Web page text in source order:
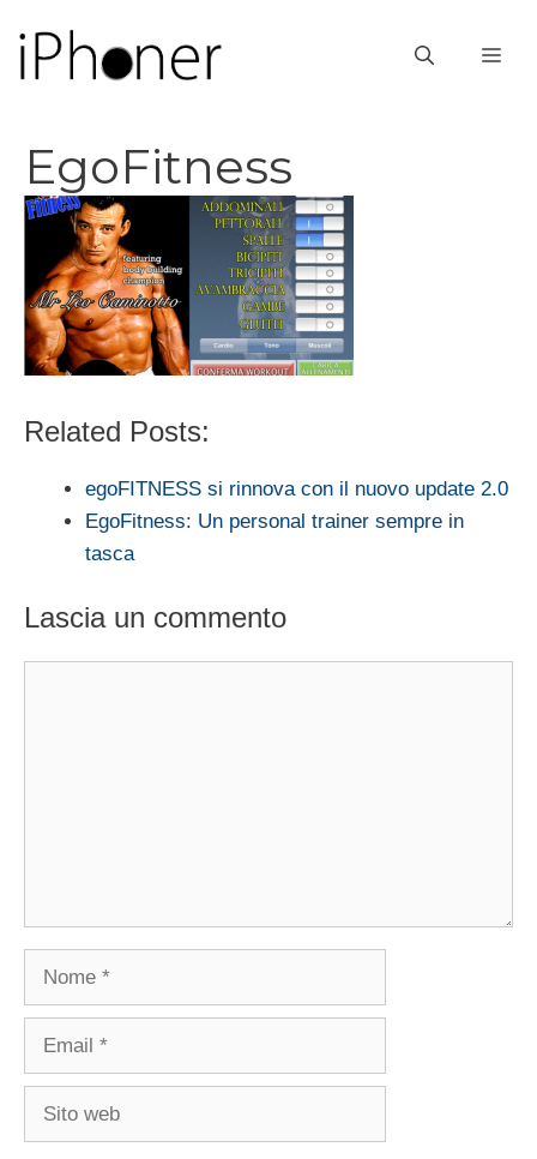
contenuto
EgoFitness
Related Posts:
egoFITNESS si rinnova con il nuovo update 2.0
EgoFitness: Un personal trainer sempre in
tasca
Lascia un commento
Nome
Email
Sito